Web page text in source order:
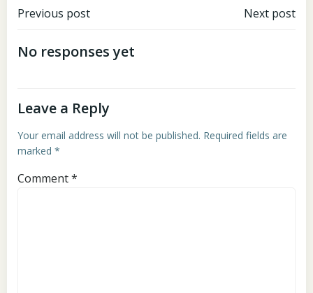
Post
navigation
Previous post Next post
No responses yet
Leave a Reply
Your email address will not be published. Required fields are
marked *
Comment*